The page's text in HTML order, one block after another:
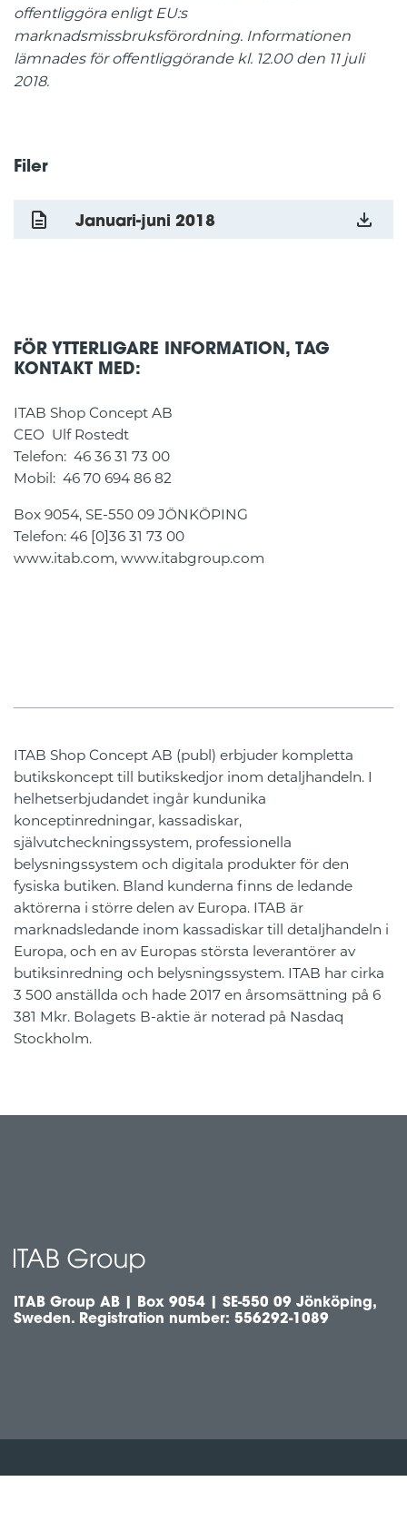
offentliggöra enligt EU:s
marknadsmissbruksförordning. Informationen
lämnades för offentliggörande kl. 12.00 den 11 juli
2018.
Filer
Januari-juni 2018
FÖR YTTERLIGARE INFORMATION, TAG
KONTAKT MED:
ITAB Shop Concept AB
CEO Ulf Rostedt
Telefon: 46 36 31 73 00
Mobil: 46 70 694 86 82
Box 9054, SE-550 09 JÖNKÖPING
Telefon: 46 [0]36 31 73 00
www.itab.com, www.itabgroup.com
ITAB Shop Concept AB (publ) erbjuder kompletta
butikskoncept till butikskedjor inom detaljhandeln. I
helhetserbjudandet ingår kundunika
konceptinredningar, kassadiskar,
självutcheckningssystem, professionella
belysningssystem och digitala produkter för den
fysiska butiken. Bland kunderna finns de ledande
aktörerna i större delen av Europa. ITAB är
marknadsledande inom kassadiskar till detaljhandeln i
Europa, och en av Europas största leverantörer av
butiksinredning och belysningssystem. ITAB har cirka
3 500 anställda och hade 2017 en årsomsättning på 6
381 Mkr. Bolagets B-aktie är noterad på Nasdaq
Stockholm.
ITAB Group AB | Box 9054 | SE-550 09 Jönköping,
Sweden. Registration number: 556292-1089